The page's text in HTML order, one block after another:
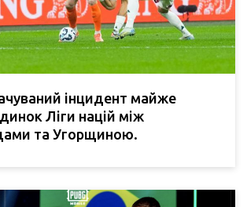
інцидент майже
Ліги націй між
та Угорщиною.